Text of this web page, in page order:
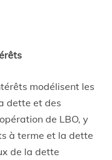
modélisent les
dette et des
de LBO, y
à terme et la dette
de la dette